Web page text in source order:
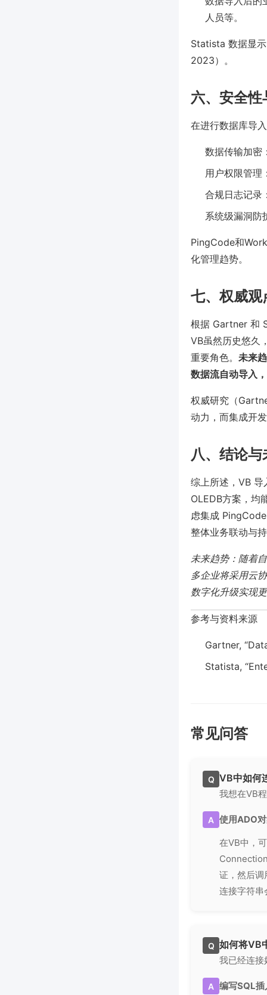
人员等。
Statista 数据显
2023）。
六、安全
在进行数据库导
数据传输加密
用户权限管理
合规日志记录
系统级漏洞防
PingCode和
化管理趋势。
七、权威观
根据 Gartner 和
VB虽然历史悠久
重要角色。 未来
数据流自动导入
权威研究（
动力，而集成开
八、结论
综上所述，VB 导
OLEDB方案，均
虑集成
整体业务联动与
未来趋势：随着
多企业将采用云
数字化升级实现
参考与资料来源
Gartner,
Statista,
常见问答
Q VB中如何
我想在VB
A 使用ADO
在VB中，
证，然后
连接字符串
Q 如何将VB
我已经连接
A 编写SQL